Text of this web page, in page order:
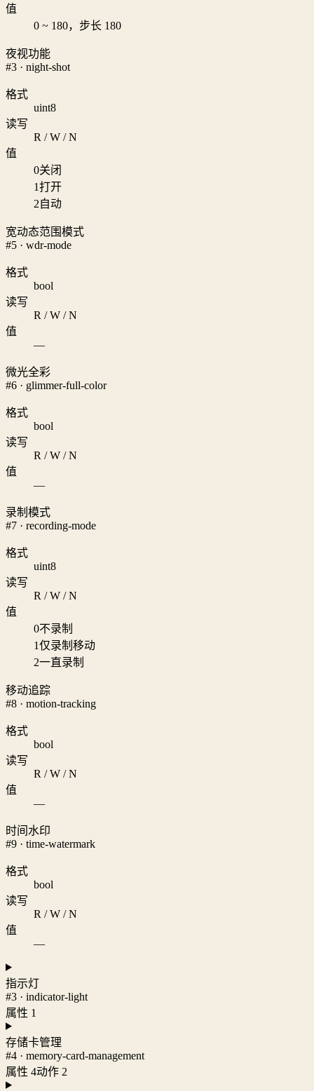
值
0 ~ 180，步长 180
夜视功能
#3 · night-shot
格式
uint8
读写
R / W / N
值
0关闭
1打开
2自动
宽动态范围模式
#5 · wdr-mode
格式
bool
读写
R / W / N
值
—
微光全彩
#6 · glimmer-full-color
格式
bool
读写
R / W / N
值
—
录制模式
#7 · recording-mode
格式
uint8
读写
R / W / N
值
0不录制
1仅录制移动
2一直录制
移动追踪
#8 · motion-tracking
格式
bool
读写
R / W / N
值
—
时间水印
#9 · time-watermark
格式
bool
读写
R / W / N
值
—
指示灯
#3 · indicator-light
属性 1
存储卡管理
#4 · memory-card-management
属性 4动作 2